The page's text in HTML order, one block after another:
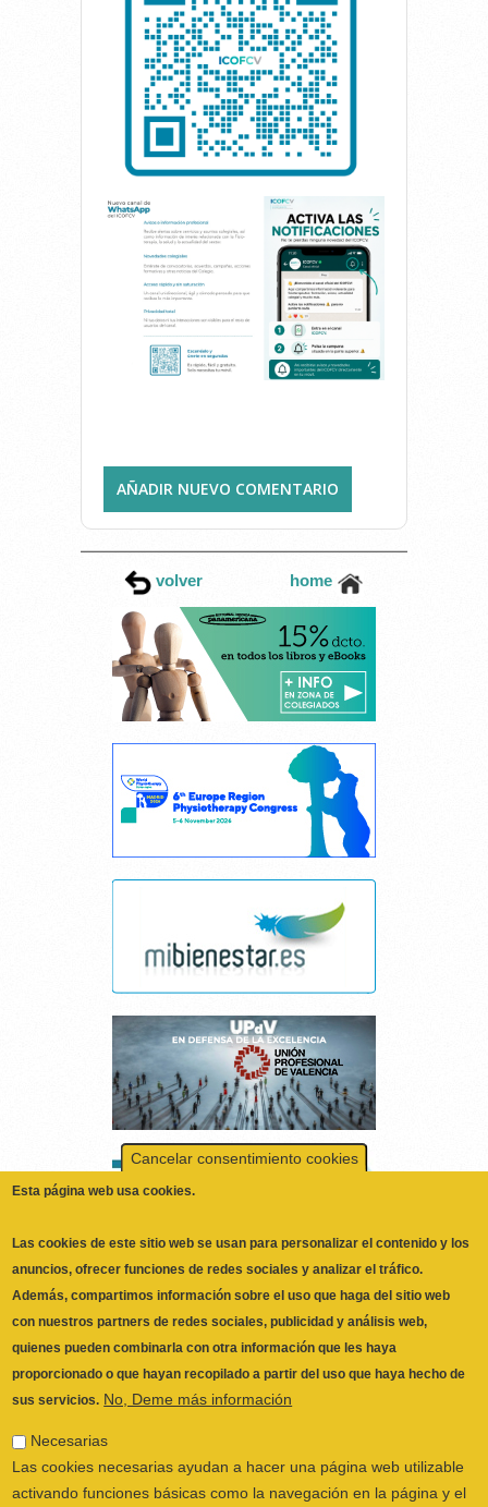
AÑADIR NUEVO COMENTARIO
volver home
ILUSTRE COLEGIO OFICIAL DE
FISIOTERAPEUTAS DE LA COMUNIDAD
VALENCIANA© 2026
CALLE SAN VICENTE Nº 61,2º-2ª. CÓDIGO
Cancelar consentimiento cookies
Esta página web usa cookies.
Necesarias
Las cookies necesarias ayudan a hacer una página web utilizable